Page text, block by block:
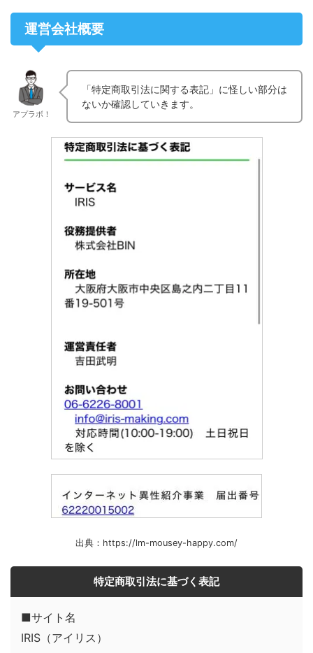
運営会社概要
アプラボ！
「特定商取引法に関する表記」に怪しい部分は
ないか確認していきます。
出典：https://lm-mousey-happy.com/
特定商取引法に基づく表記
■サイト名
IRIS（アイリス）